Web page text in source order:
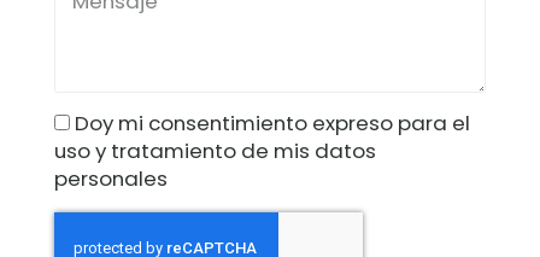
Doy mi consentimiento expreso para el
uso y tratamiento de mis datos
personales